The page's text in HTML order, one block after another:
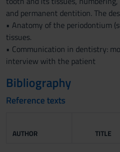
and permanent dentition. The
• Anatomy of the periodontium
tissues.
• Communication in dentistry:
interview with the patient
Bibliography
Reference texts
AUTHOR TITLE